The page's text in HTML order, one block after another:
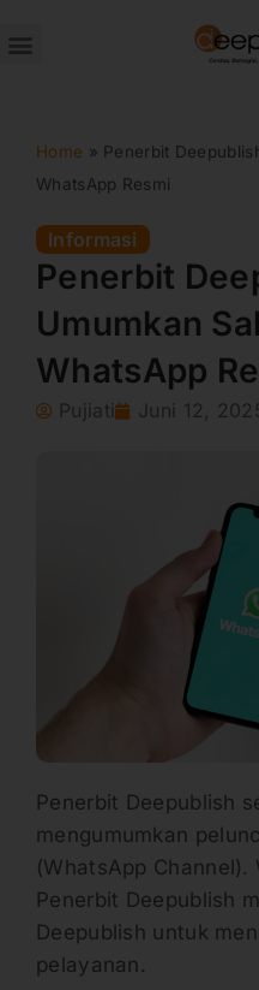
ke
Home » Penerbit
WhatsApp Resmi
Informasi
Penerbit
Umumkan
WhatsApp
Pujiati Juni 12,
Penerbit Deepublish
mengumumkan
(WhatsApp Channel).
Penerbit Deepublish
Deepublish untuk
pelayanan.